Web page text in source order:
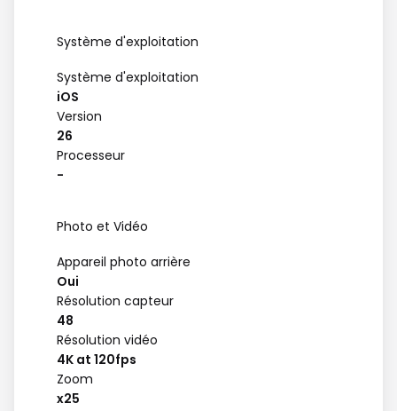
Système d'exploitation
Système d'exploitation
iOS
Version
26
Processeur
-
Photo et Vidéo
Appareil photo arrière
Oui
Résolution capteur
48
Résolution vidéo
4K at 120fps
Zoom
x25